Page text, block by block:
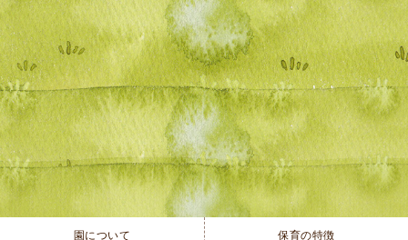
園について 保育の特徴